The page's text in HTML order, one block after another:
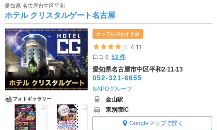
愛知県 名古屋市中区平和
ホテル クリスタルゲート名古屋
フォトギャラリー
カップルズおすすめ
5つ星のうち4
4.11
口コミ53 件
愛知県名古屋市中区平和2-11-13
052-321-6655
NAPOグループ
金山駅
東別院IC
Googleマップで開く